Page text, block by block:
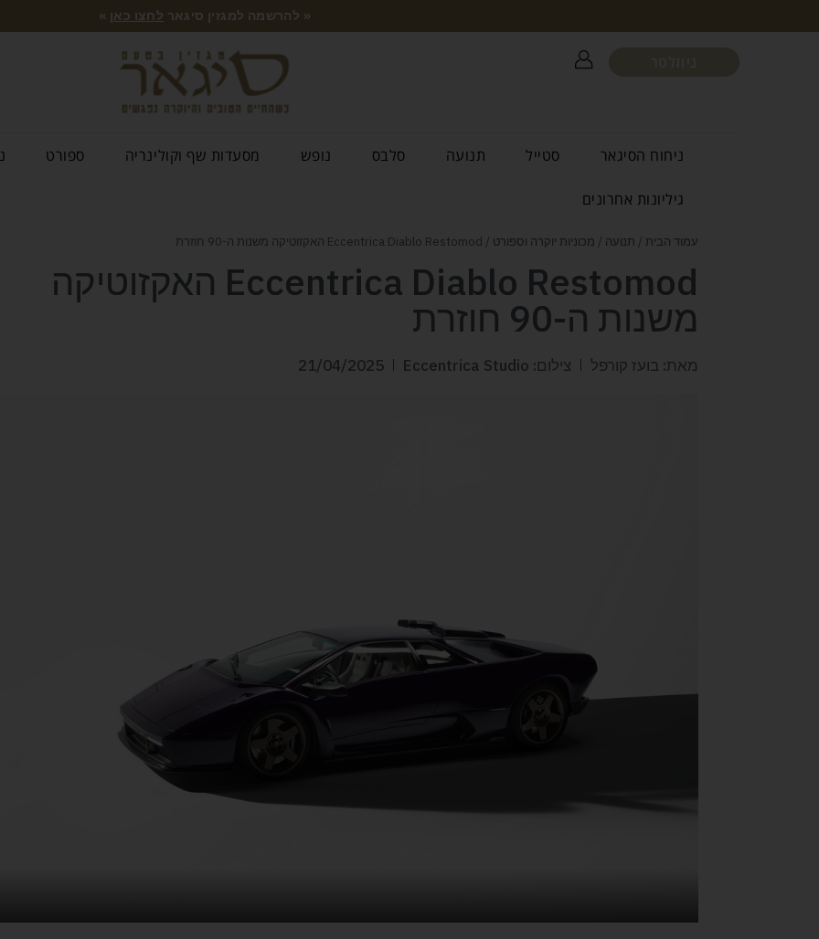
« להרשמה למגזין סיגאר לחצו כאן »
ניחוח הסיגאר סטייל תנועה סלבס נופש מסעדות שף וקולינריה ספורט
גיליונות אחרונים
עמוד הבית / תנועה / מכוניות יוקרה וספורט / Eccentrica Diablo Restomod האקזוטיקה משנות ה-90 חוזרת
Eccentrica Diablo Restomod האקזוטיקה
משנות ה-90 חוזרת
מאת: בועז קורפל צילום: Eccentrica Studio 21/04/2025